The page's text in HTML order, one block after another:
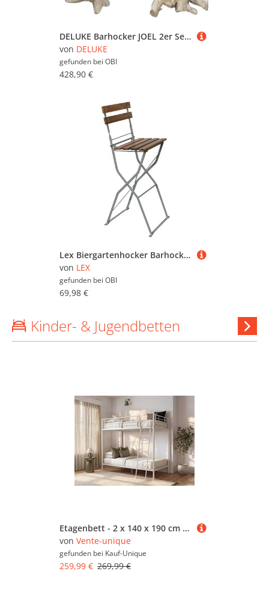
DELUKE Barhocker JOEL 2er Set Teak Natur 76x40x40cm Barstühle Baumstamm Vintage Hochstühle
von DELUKE
gefunden bei OBI
428,90 €
Lex Biergartenhocker Barhocker Hochstuhl Tresenhocker Akazienholz Klappbar
von LEX
gefunden bei OBI
69,98 €
Kinder- & Jugendbetten
&
Etagenbett - 2 x 140 x 190 cm - Metall - Weiß - GEMINI II
von Vente-unique
gefunden bei Kauf-Unique
259,99 € 269,99 €